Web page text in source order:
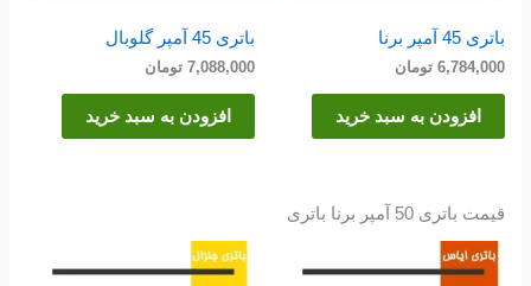
باتری 45 آمپر برنا
6,784,000 تومان
افزودن به سبد خرید
باتری 45 آمپر گلوبال
7,088,000 تومان
افزودن به سبد خرید
قیمت باتری 50 آمپر برنا باتری